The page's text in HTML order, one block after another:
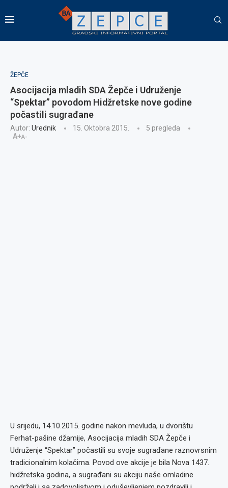
ŽEPČE
Asocijacija mladih SDA Žepče i Udruženje
“Spektar” povodom Hidžretske nove godine
počastili sugrađane
Autor: Urednik 15. Oktobra 2015. 5 pregleda
A+A-
U srijedu, 14.10.2015. godine nakon mevluda, u dvorištu
Ferhat-pašine džamije, Asocijacija mladih SDA Žepče i
Udruženje “Spektar” počastili su svoje sugrađane raznovrsnim
tradicionalnim kolačima. Povod ove akcije je bila Nova 1437.
hidžretska godina, a sugrađani su akciju naše omladine